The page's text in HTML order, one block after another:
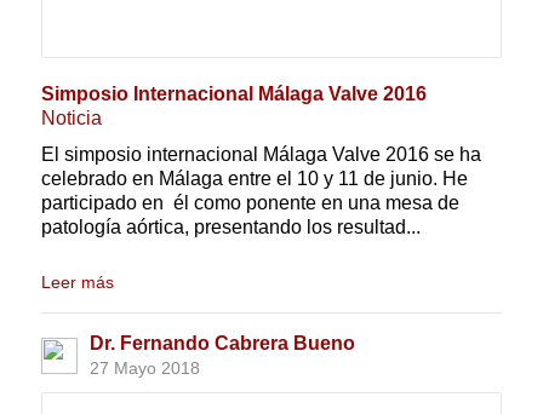
Simposio Internacional Málaga Valve 2016
Noticia
El simposio internacional Málaga Valve 2016 se ha
celebrado en Málaga entre el 10 y 11 de junio. He
participado en él como ponente en una mesa de
patología aórtica, presentando los resultad...
Leer más
Dr. Fernando Cabrera Bueno
27 Mayo 2018